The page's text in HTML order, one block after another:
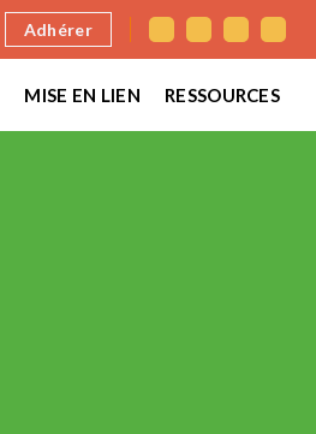
Adhérer
MISE EN LIEN RESSOURCES